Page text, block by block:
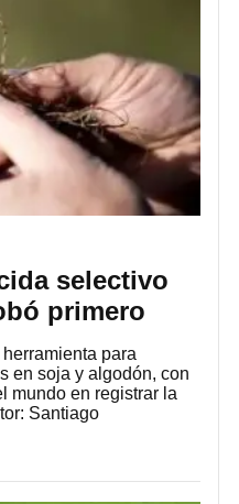
selectivo
primero
para
en soja y algodón, con
mundo en registrar la
Santiago